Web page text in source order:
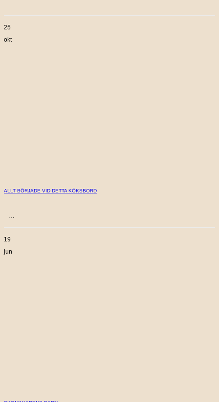
25
okt
ALLT BÖRJADE VID DETTA KÖKSBORD
19
jun